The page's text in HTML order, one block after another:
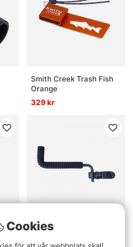
Smith Creek Trash Fish
Orange
329 kr
Korum Any Chair Ripple
Cookies